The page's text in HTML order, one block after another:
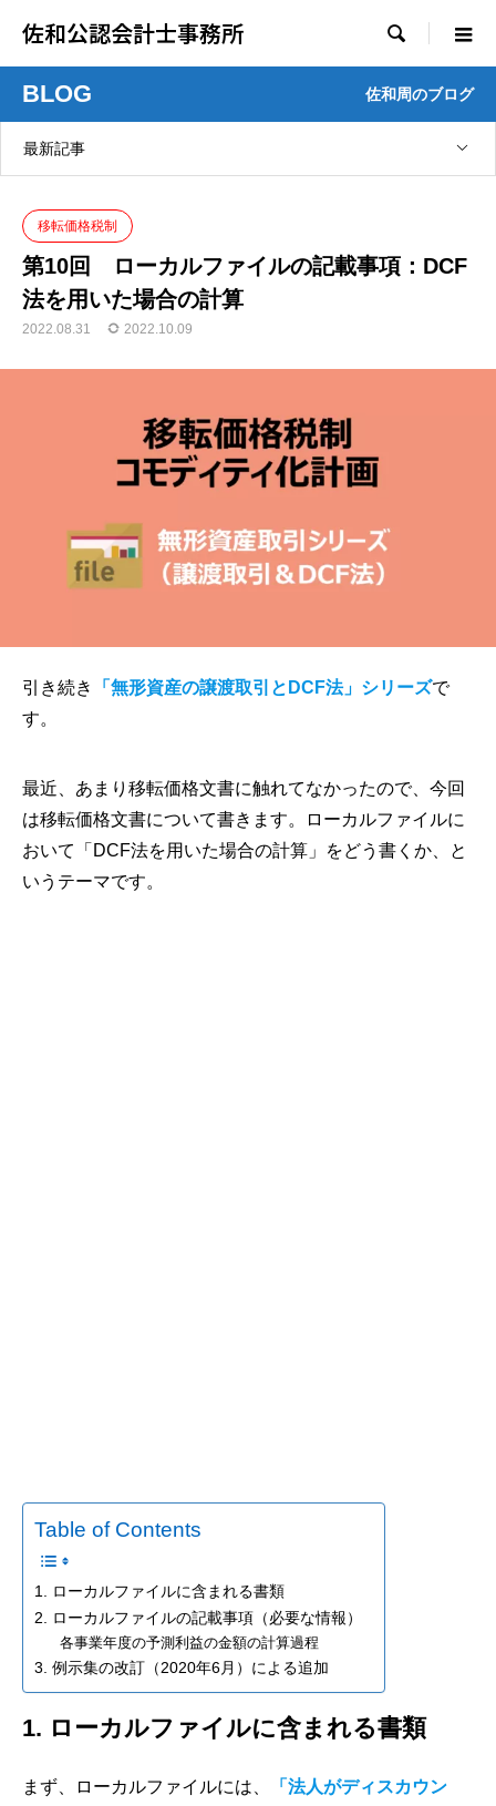
佐和公認会計士事務所 
BLOG 佐和周のブログ
最新記事
移転価格税制
第10回 ローカルファイルの記載事項：DCF
法を用いた場合の計算
2022.08.31 2022.10.09
引き続き 「無形資産の譲渡取引とDCF法」シリーズで
す。
最近、あまり移転価格文書に触れてなかったので、今回
は移転価格文書について書きます。ローカルファイルに
おいて「DCF法を用いた場合の計算」をどう書くか、と
いうテーマです。
Table of Contents
1. ローカルファイルに含まれる書類
2. ローカルファイルの記載事項（必要な情報）
各事業年度の予測利益の金額の計算過程
3. 例示集の改訂（2020年6月）による追加
1. ローカルファイルに含まれる書類
まず、ローカルファイルには、
「法人がディスカウン